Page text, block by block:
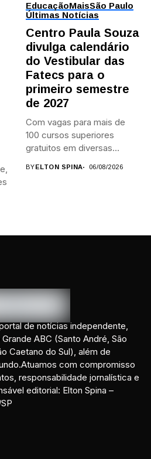
EducaçãoMaisSão Paulo
Últimas Notícias
Centro Paula Souza
divulga calendário
do Vestibular das
Fatecs para o
primeiro semestre
de 2027
Com vagas para mais de
100 cursos superiores
gratuitos em diversas
BYELTON SPINA 06/08/2026
de notícias independente,
ABC (Santo André, São
Caetano do Sul), além de
com compromisso
responsabilidade jornalística e
editorial: Elton Spina –